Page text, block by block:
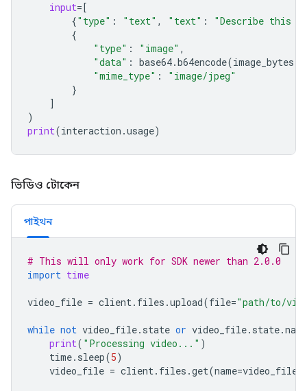
input=[
{"type" : "text" , "text" :
"Describe this
{
"type" : "image" ,
"data" : base64.b64encode(image_bytes
"mime_type" :
"image/jpeg"
}
]
)
print(interaction .usage)
ভিডিও টোকেন
পাইথন
# This will only work for SDK newer than 2.0.0
import time
video_file = client. files .upload(file="path/to/
while not video_file. state or video_file. state.name
print( "Processing video..." )
time. sleep(5)
video_file = client. files .get(name=video_file